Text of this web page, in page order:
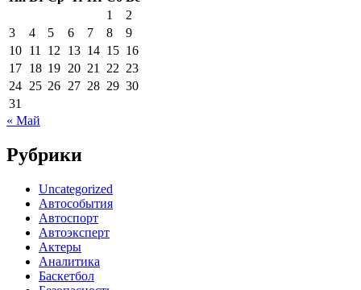
1
2
3
4 5 6 7 8
9
10 11 12 13 14 15 16
17 18 19 20 21 22 23
24 25 26 27 28 29 30
31
« Май
Рубрики
Uncategorized
Автособытия
Автоспорт
Автоэксперт
Актеры
Аналитика
Баскетбол